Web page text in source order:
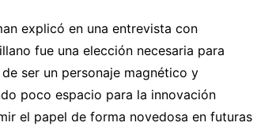
explicó en una entrevista con
fue una elección necesaria para
ser un personaje magnético y
poco espacio para la innovación
el papel de forma novedosa en futuras